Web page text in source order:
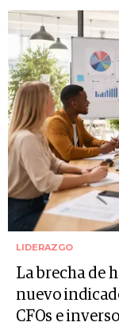
LIDERAZGO
La brecha de
nuevo
CFOs e